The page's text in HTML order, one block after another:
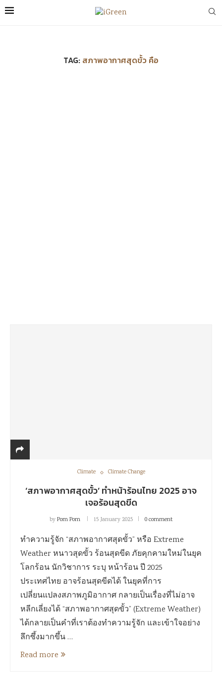
TAG: สภาพอากาศสุดขั้ว คือ
Climate Climate Change
‘สภาพอากาศสุดขั้ว’ ทำหน้าร้อนไทย 2025 อาจ
เจอร้อนสุดขีด
byPom Pom 15 January 2025 0 comment
ทำความรู้จัก “สภาพอากาศสุดขั้ว” หรือ Extreme
Weather หนาวสุดขั้ว ร้อนสุดขีด ภัยคุกคามใหม่ในยุค
โลกร้อน นักวิชาการ ระบุ หน้าร้อน ปี 2025
ประเทศไทย อาจร้อนสุดขีดได้ ในยุคที่การ
เปลี่ยนแปลงสภาพภูมิอากาศ กลายเป็นเรื่องที่ไม่อาจ
หลีกเลี่ยงได้ “สภาพอากาศสุดขั้ว” (Extreme Weather)
ได้กลายเป็นคำที่เราต้องทำความรู้จัก และเข้าใจอย่าง
ลึกซึ้งมากขึ้น …
Read more